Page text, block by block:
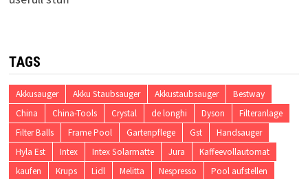
TAGS
Akkusauger Akku Staubsauger Akkustaubsauger
Bestway
China
China-Tools Crystal de longhi Dyson
Filteranlage
Filter Balls
Frame Pool Gartenpflege Gst
Handsauger
Hyla Est
Intex Intex Solarmatte Jura
Kaffeevollautomat
kaufen
Krups Lidl Melitta Nespresso Pool aufstellen